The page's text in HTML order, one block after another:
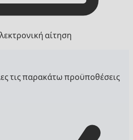
αίτηση
τις παρακάτω προϋποθέσεις